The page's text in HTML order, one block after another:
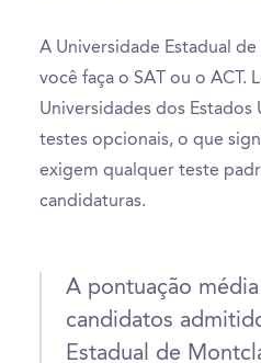
A Universidade Estadual
você faça o SAT ou o ACT.
Universidades dos Estados
testes opcionais, o que
exigem qualquer teste
candidaturas.
A pontuação
candidatos
Estadual de